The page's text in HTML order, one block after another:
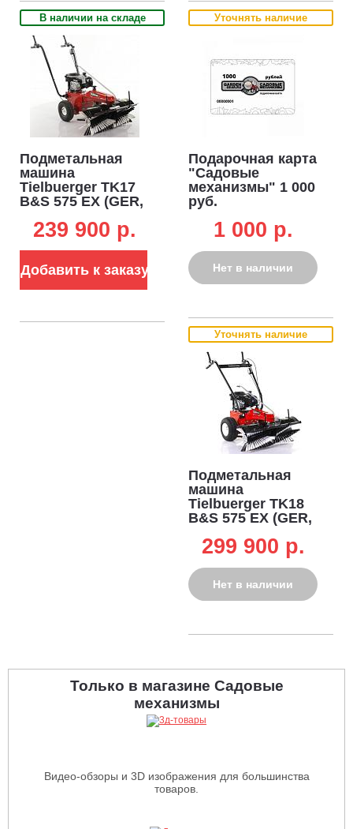
В наличии на складе
Подметальная
машина
Tielbuerger TK17
B&S 575 EX (GER,
диаметр 30 см., 1
239 900 p.
Добавить к заказу
Уточнять наличие
Подарочная карта
"Садовые
механизмы" 1 000
руб.
1 000 p.
Нет в наличии
Уточнять наличие
Подметальная
машина
Tielbuerger TK18
B&S 575 EX (GER,
диаметр 30 см., 1
299 900 p.
Нет в наличии
Только в магазине Садовые
механизмы
Видео-обзоры и 3D изображения для большинства
товаров.